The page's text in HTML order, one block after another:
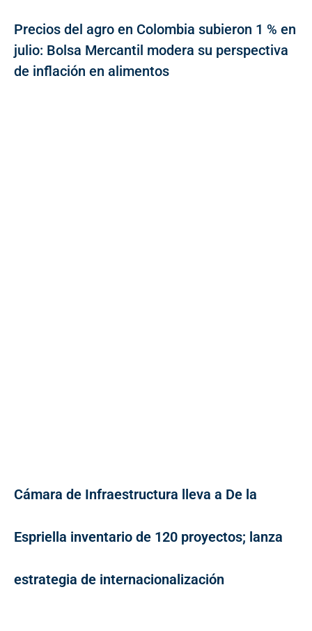
Precios del agro en Colombia subieron 1 % en
julio: Bolsa Mercantil modera su perspectiva
de inflación en alimentos
Cámara de Infraestructura lleva a De la
Espriella inventario de 120 proyectos; lanza
estrategia de internacionalización